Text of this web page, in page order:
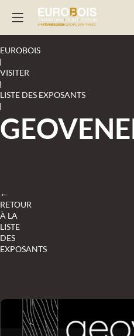
EUROBOIS
|
VISITER
|
LISTE DES EXPOSANTS
|
←
RETOUR
À LA
LISTE
DES
EXPOSANTS